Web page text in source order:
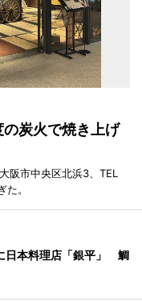
炭火で焼き上げ
阪市中央区北浜3、TEL
。
日本料理店「銀平」 鯛